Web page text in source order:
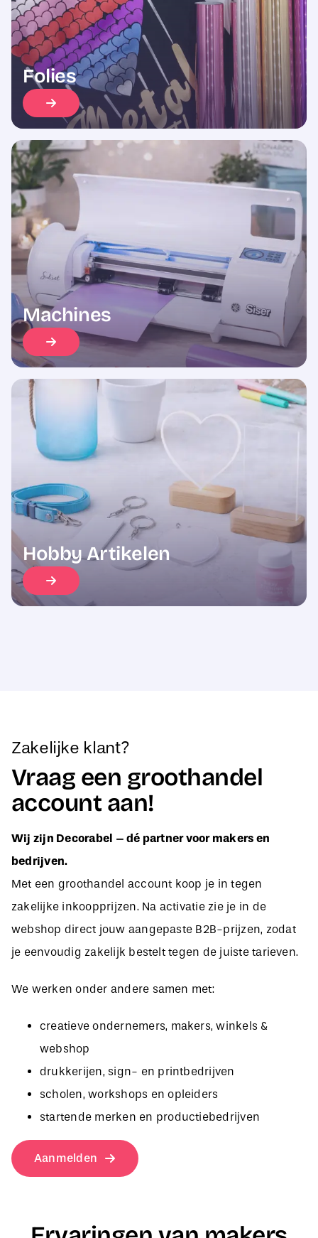
Folies
Machines
Hobby Artikelen
Vraag een groothandel
account aan!
Wij zijn Decorabel – dé partner voor makers en
bedrijven.
Met een groothandel account koop je in tegen
zakelijke inkoopprijzen. Na activatie zie je in de
webshop direct jouw aangepaste B2B-prijzen, zodat
je eenvoudig zakelijk bestelt tegen de juiste tarieven.
We werken onder andere samen met:
webshop
drukkerijen, sign- en printbedrijven
scholen, workshops en opleiders
startende merken en productiebedrijven